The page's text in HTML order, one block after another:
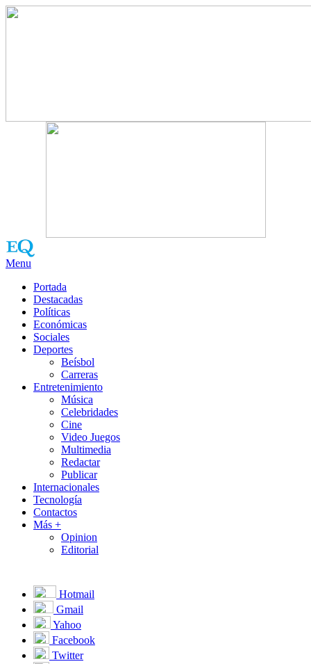
Menu
Portada
Destacadas
Políticas
Económicas
Sociales
Deportes
Beísbol
Carreras
Entretenimiento
Música
Celebridades
Cine
Video Juegos
Multimedia
Redactar
Publicar
Internacionales
Tecnología
Contactos
Más +
Opinion
Editorial
Hotmail
Gmail
Yahoo
Facebook
Twitter